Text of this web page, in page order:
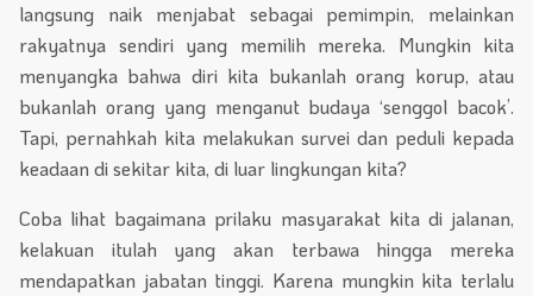
langsung naik menjabat sebagai pemimpin, melainkan
rakyatnya sendiri yang memilih mereka. Mungkin kita
menyangka bahwa diri kita bukanlah orang korup, atau
bukanlah orang yang menganut budaya ‘senggol bacok’.
Tapi, pernahkah kita melakukan survei dan peduli kepada
keadaan di sekitar kita, di luar lingkungan kita?
Coba lihat bagaimana prilaku masyarakat kita di jalanan,
kelakuan itulah yang akan terbawa hingga mereka
mendapatkan jabatan tinggi. Karena mungkin kita terlalu